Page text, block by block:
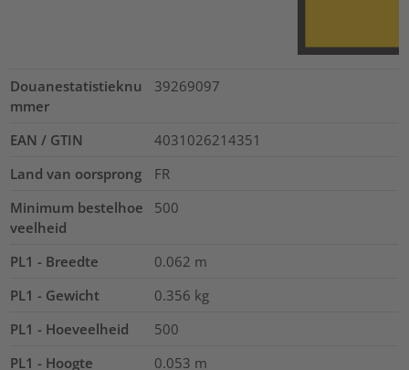
Douanestatistieknu
mmer
39269097
EAN / GTIN
4031026214351
Land van oorsprong
FR
Minimum bestelhoe
veelheid
500
PL1 - Breedte 0.062 m
PL1 - Gewicht
0.356 kg
PL1 - Hoeveelheid
500
PL1 - Hoogte
0.053 m